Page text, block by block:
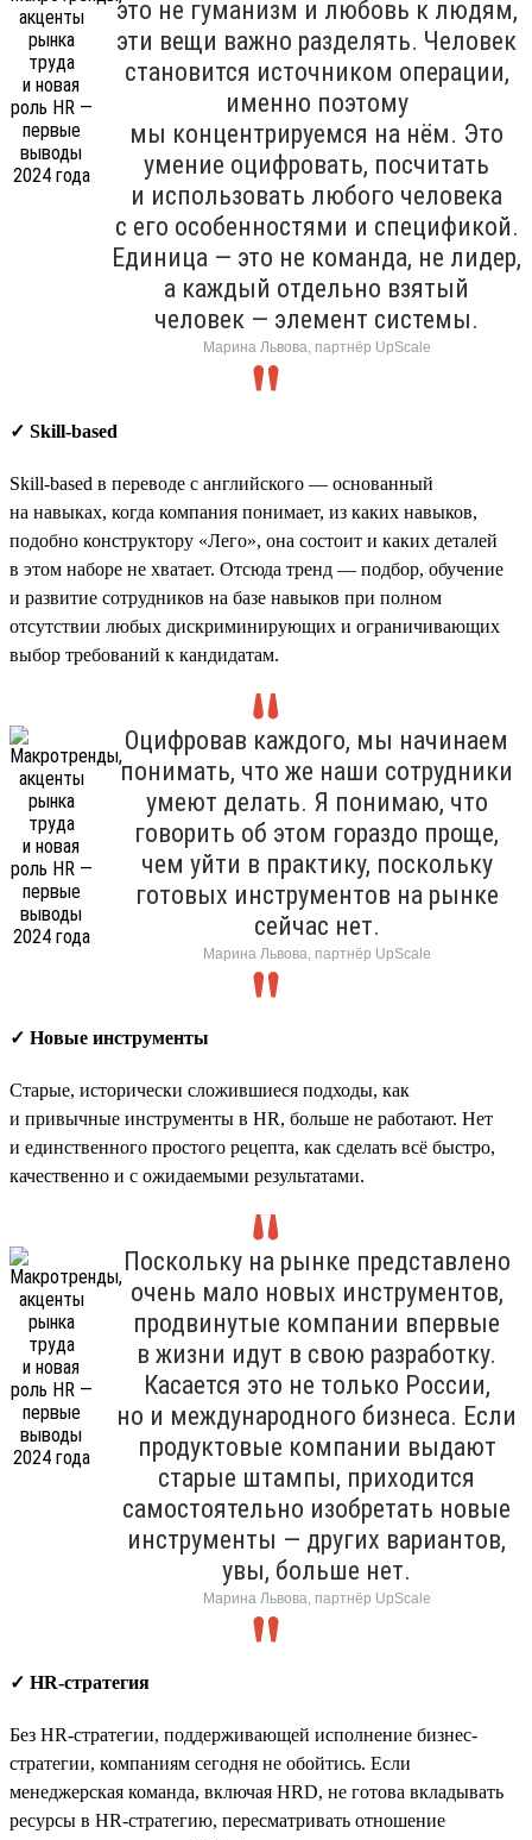
это не гуманизм и любовь к людям,
эти вещи важно разделять. Человек
становится источником операции,
именно поэтому
мы концентрируемся на нём. Это
умение оцифровать, посчитать
и использовать любого человека
с его особенностями и спецификой.
Единица — это не команда, не лидер,
а каждый отдельно взятый
человек — элемент системы.
Марина Львова, партнёр UpScale
✓ Skill-based
Skill-based в переводе с английского — основанный
на навыках, когда компания понимает, из каких навыков,
подобно конструктору «Лего», она состоит и каких деталей
в этом наборе не хватает. Отсюда тренд — подбор, обучение
и развитие сотрудников на базе навыков при полном
отсутствии любых дискриминирующих и ограничивающих
выбор требований к кандидатам.
Оцифровав каждого, мы начинаем
понимать, что же наши сотрудники
умеют делать. Я понимаю, что
говорить об этом гораздо проще,
чем уйти в практику, поскольку
готовых инструментов на рынке
сейчас нет.
Марина Львова, партнёр UpScale
✓ Новые инструменты
Старые, исторически сложившиеся подходы, как
и привычные инструменты в HR, больше не работают. Нет
и единственного простого рецепта, как сделать всё быстро,
качественно и с ожидаемыми результатами.
Поскольку на рынке представлено
очень мало новых инструментов,
продвинутые компании впервые
в жизни идут в свою разработку.
Касается это не только России,
но и международного бизнеса. Если
продуктовые компании выдают
старые штампы, приходится
самостоятельно изобретать новые
инструменты — других вариантов,
увы, больше нет.
Марина Львова, партнёр UpScale
✓ HR-стратегия
Без HR-стратегии, поддерживающей исполнение бизнес-
стратегии, компаниям сегодня не обойтись. Если
менеджерская команда, включая HRD, не готова вкладывать
ресурсы в HR-стратегию, пересматривать отношение